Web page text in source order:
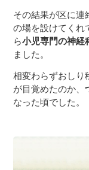
その結果が区に連
の場を設けてくれ
ら小児専門の神経
ました。
相変わらずおしり
が目覚めたのか、
なった頃でした。